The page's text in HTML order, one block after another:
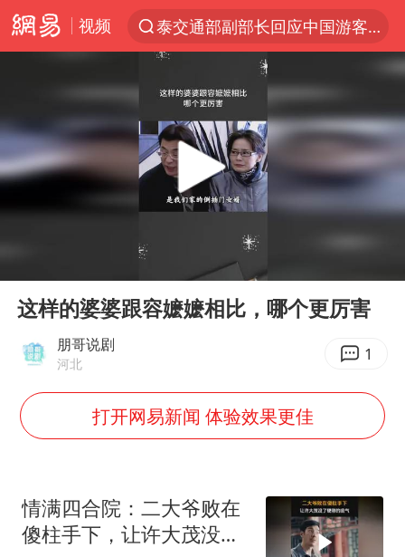
视频
泰交通部副部长回应中国游客遭歧视
夜幕落下 运动上场
以军空袭黎南部真主党
1岁宝宝碰坏纸巾盒 宝妈被索赔924元
Meta被判支付5.67亿美元
台风白海豚逼近 暴雨大暴雨来袭
“空调24小时开着更省电”不实
公司“上四休三”但要降薪1000元
段绚竞因公牺牲 年仅44岁
日本广岛民众举行游行反对政府行径
女子开一天一夜空调后二氧化碳中毒
中方：应维护南苏丹国家稳定
Play
这样的婆婆跟容嬷嬷相比，哪个更厉害
朋哥说剧
河北 1
打开网易新闻 体验效果更佳
情满四合院：二大爷败在
傻柱手下，让许大茂没了